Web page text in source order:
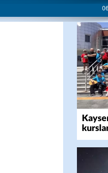
belediyeye sert eleştiri: “Algı